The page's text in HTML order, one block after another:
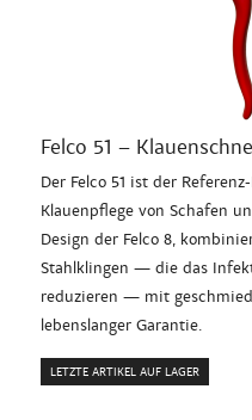
Felco 51 –
Der Felco 51 ist der
Klauenpflege von Schafen
Design der Felco 8,
Stahlklingen — die das
reduzieren — mit
lebenslanger Garantie.
LETZTE ARTIKEL AUF LAGER